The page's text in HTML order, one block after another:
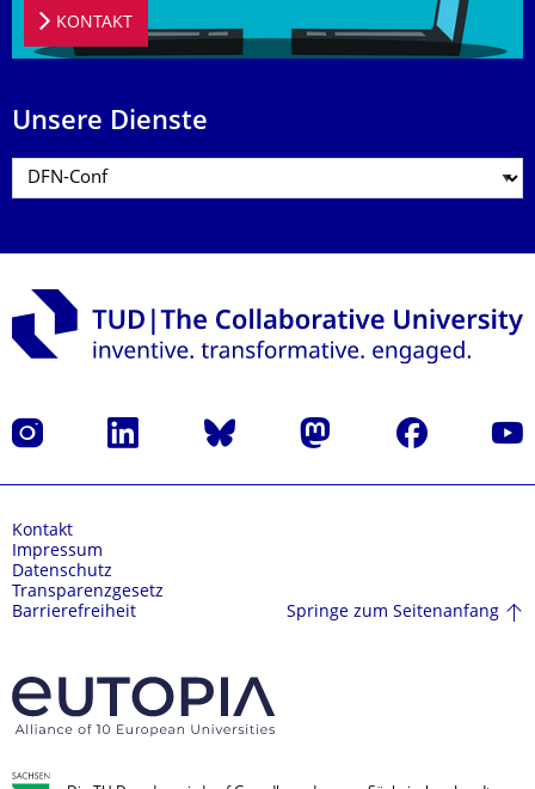
KONTAKT
Unsere Dienste
Instagram LinkedIn Bluesky Mastodon Facebook
Kontakt
Impressum
Datenschutz
Transparenzgesetz
Barrierefreiheit
Springe zum Seitenanfang